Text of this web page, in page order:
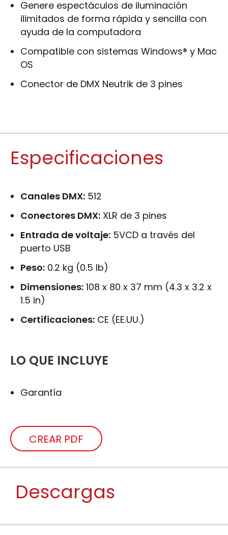
Genere espectáculos de iluminación
ilimitados de forma rápida y sencilla con
ayuda de la computadora
Compatible con sistemas Windows® y Mac
OS
Conector de DMX Neutrik de 3 pines
Especificaciones
Canales DMX: 512
Conectores DMX: XLR de 3 pines
Entrada de voltaje: 5VCD a través del
puerto USB
Peso: 0.2 kg (0.5 lb)
Dimensiones: 108 x 80 x 37 mm (4.3 x 3.2 x
1.5 in)
Certificaciones: CE (EE.UU.)
LO QUE INCLUYE
Garantía
CREAR PDF
Descargas